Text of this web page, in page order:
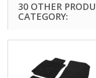
30 OTHER
CATEGORY: